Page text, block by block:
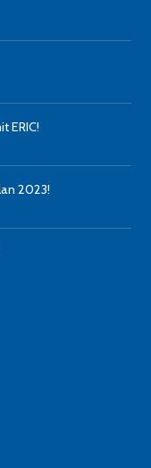
ERIC!
2023!